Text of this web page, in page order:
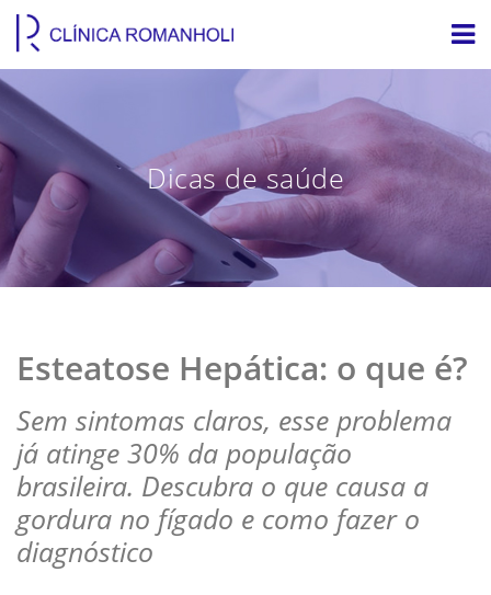
Dicas de saúde
Esteatose Hepática: o que é?
Sem sintomas claros, esse problema
já atinge 30% da população
brasileira. Descubra o que causa a
gordura no fígado e como fazer o
diagnóstico